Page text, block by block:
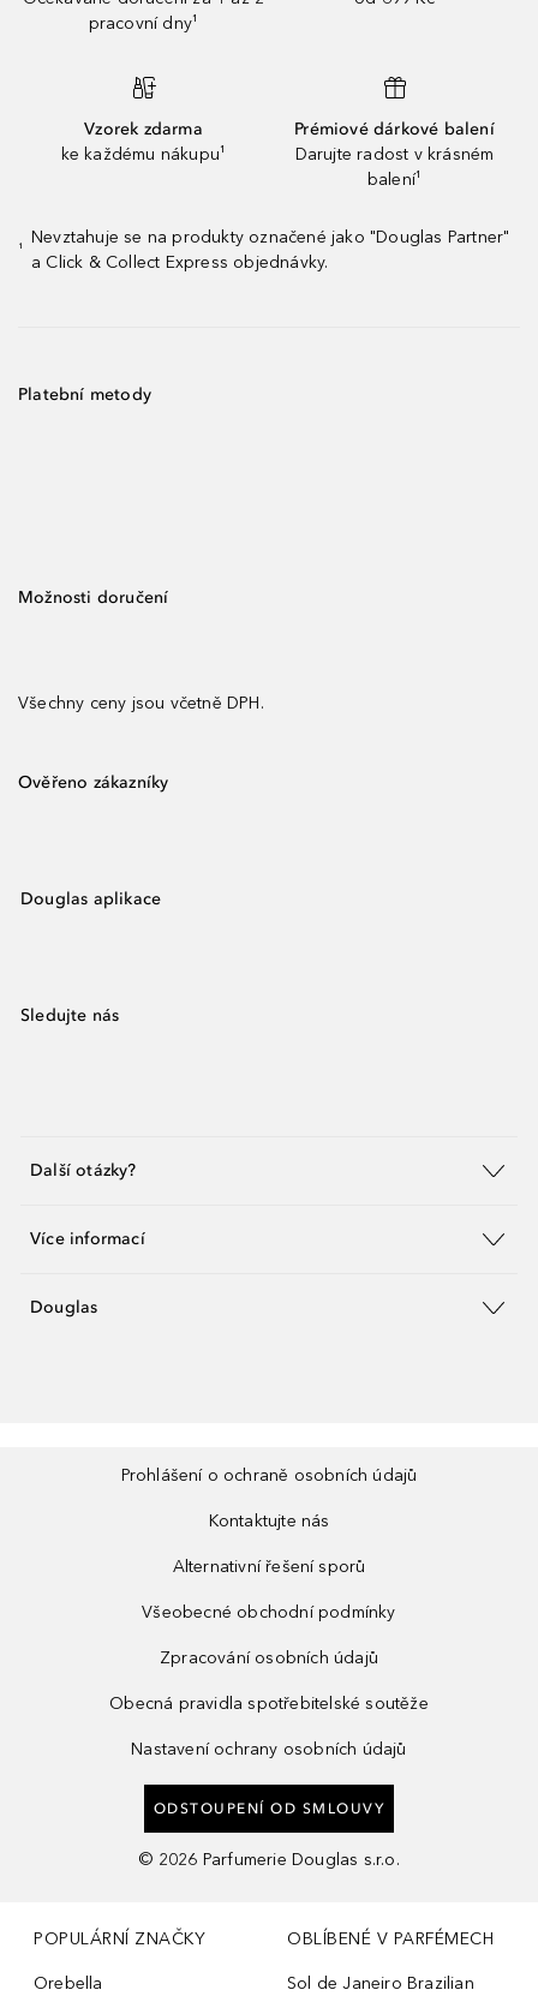
pracovní dny¹
Vzorek zdarma
ke každému nákupu¹
Prémiové dárkové balení
Darujte radost v krásném
balení¹
¹
Nevztahuje se na produkty označené jako "Douglas Partner"
a Click & Collect Express objednávky.
Platební metody
Možnosti doručení
Všechny ceny jsou včetně DPH.
Ověřeno zákazníky
Douglas aplikace
Sledujte nás
Další otázky?
Více informací
Douglas
Prohlášení o ochraně osobních údajů
Kontaktujte nás
Alternativní řešení sporů
Všeobecné obchodní podmínky
Zpracování osobních údajů
Obecná pravidla spotřebitelské soutěže
Nastavení ochrany osobních údajů
ODSTOUPENÍ OD SMLOUVY
© 2026 Parfumerie Douglas s.r.o.
POPULÁRNÍ ZNAČKY
Orebella
OBLÍBENÉ V PARFÉMECH
Sol de Janeiro Brazilian